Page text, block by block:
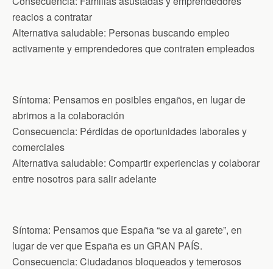
reacios a contratar
Alternativa saludable: Personas buscando empleo
activamente y emprendedores que contraten empleados
Síntoma: Pensamos en posibles engaños, en lugar de
abrirnos a la colaboración
Consecuencia: Pérdidas de oportunidades laborales y
comerciales
Alternativa saludable: Compartir experiencias y colaborar
entre nosotros para salir adelante
Síntoma: Pensamos que España “se va al garete”, en
lugar de ver que España es un GRAN PAÍS.
Consecuencia: Ciudadanos bloqueados y temerosos